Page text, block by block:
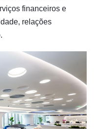
financeiros e
relações